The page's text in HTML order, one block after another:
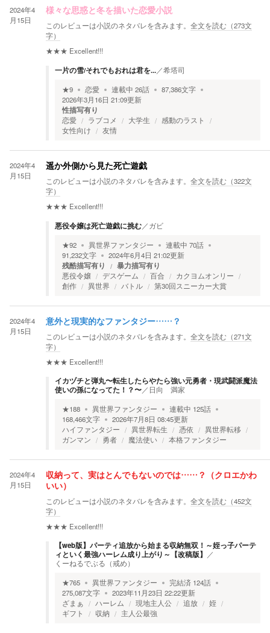
2024年4
月15日
様々な思惑と冬を描いた恋愛小説
このレビューは小説のネタバレを含みます。 全文を読む（273文
字）
★★★ Excellent!!!
一片の雪/それでもおれは君を...／希塔司
★9 恋愛 連載中 26話 87,386文字
2026年3月16日 21:09更新
性描写有り
恋愛 ラブコメ 大学生
感動のラスト
女性向け
友情
2024年4
月15日
遥か外側から見た死亡遊戯
このレビューは小説のネタバレを含みます。 全文を読む（322文
字）
★★★ Excellent!!!
悪役令嬢は死亡遊戯に挑む／ガビ
★92 異世界ファンタジー 連載中 70話
91,232文字 2024年6月4日 21:02更新
残酷描写有り 暴力描写有り
悪役令嬢 デスゲーム 百合
カクヨムオンリー
創作
異世界 バトル 第30回スニーカー大賞
2024年4
月15日
意外と現実的なファンタジー……？
このレビューは小説のネタバレを含みます。 全文を読む（271文
字）
★★★ Excellent!!!
イカヅチと弾丸〜転生したらやたら強い元勇者・現武闘派魔法
使いの孫になってた！？〜／ 日向 満家
★188 異世界ファンタジー 連載中 125話
168,466文字 2026年7月8日 08:45更新
ハイファンタジー
異世界転生 憑依
異世界転移
ガンマン
勇者 魔法使い 本格ファンタジー
2024年4
月15日
収納って、実はとんでもないのでは……？（クロエかわ
いい）
このレビューは小説のネタバレを含みます。 全文を読む（452文
字）
★★★ Excellent!!!
【web版】パーティ追放から始まる収納無双！～姪っ子パーテ
ィといく最強ハーレム成り上がり～【改稿版】
／
くーねるでぶる（戒め）
★765 異世界ファンタジー 完結済 124話
275,087文字 2023年11月23日 22:22更新
ざまぁ
ハーレム 現地主人公 追放
姪
ギフト
収納 主人公最強